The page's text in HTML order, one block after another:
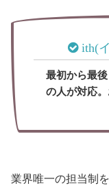
ith(
最初から最
の人が対応
業界唯一の担当制